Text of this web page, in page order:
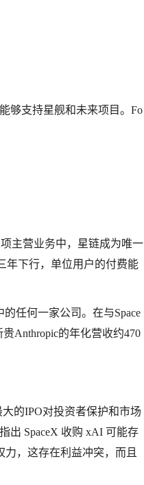
够支持星舰和未来项目。Fo
主营业务中，星链成为唯一
年下行，单位用户的付费能
任何一家公司。在与Space
Anthropic的年化营收约470
的IPO对投资者保护和市场
出 SpaceX 收购 xAI 可能存
，这存在利益冲突，而且